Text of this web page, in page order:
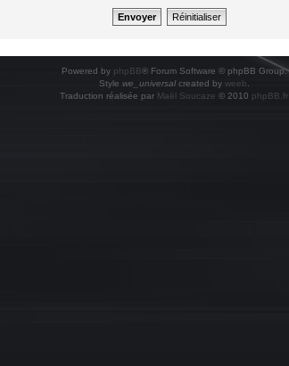
Powered by phpBB® Forum Software © phpBB Group.
Style we_universalcreated by weeb
Traduction réalisée par Maël Soucaze © 2010 phpBB.fr